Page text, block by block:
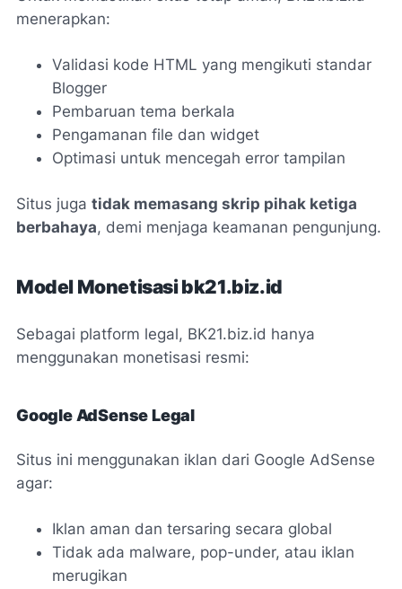
menerapkan:
Validasi kode HTML yang mengikuti standar
Blogger
Pembaruan tema berkala
Pengamanan file dan widget
Optimasi untuk mencegah error tampilan
Situs juga tidak memasang skrip pihak ketiga
berbahaya, demi menjaga keamanan pengunjung.
Model Monetisasi bk21.biz.id
Sebagai platform legal, BK21.biz.id hanya
menggunakan monetisasi resmi:
Google AdSense Legal
Situs ini menggunakan iklan dari Google AdSense
agar:
Iklan aman dan tersaring secara global
Tidak ada malware, pop-under, atau iklan
merugikan